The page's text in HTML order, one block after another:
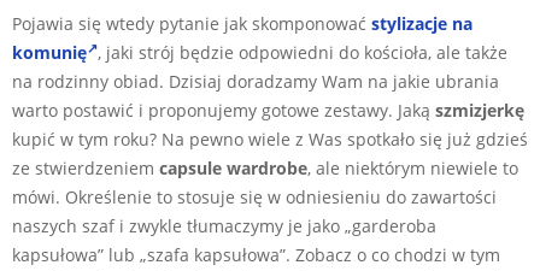
Pojawia się wtedy pytanie jak skomponować stylizacje na
komunię , jaki strój będzie odpowiedni do kościoła, ale także
na rodzinny obiad. Dzisiaj doradzamy Wam na jakie ubrania
warto postawić i proponujemy gotowe zestawy. Jaką szmizjerkę
kupić w tym roku? Na pewno wiele z Was spotkało się już gdzieś
ze stwierdzeniem capsule wardrobe, ale niektórym niewiele to
mówi. Określenie to stosuje się w odniesieniu do zawartości
naszych szaf i zwykle tłumaczymy je jako „garderoba
kapsułowa” lub „szafa kapsułowa”. Zobacz o co chodzi w tym